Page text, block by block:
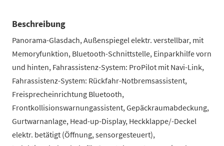
Beschreibung
Panorama-Glasdach, Außenspiegel elektr. verstellbar, mit
Memoryfunktion, Bluetooth-Schnittstelle, Einparkhilfe vorn
und hinten, Fahrassistenz-System: ProPilot mit Navi-Link,
Fahrassistenz-System: Rückfahr-Notbremsassistent,
Freisprecheinrichtung Bluetooth,
Frontkollisionswarnungassistent, Gepäckraumabdeckung,
Gurtwarnanlage, Head-up-Display, Heckklappe/-Deckel
elektr. betätigt (Öffnung, sensorgesteuert),